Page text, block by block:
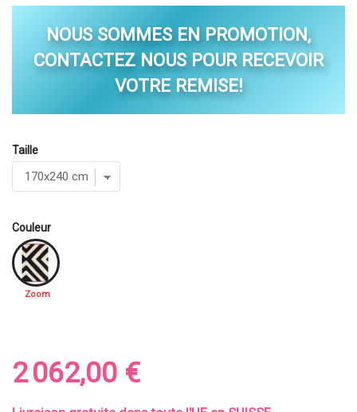
NOUS SOMMES EN PROMOTION,
CONTACTEZ NOUS POUR RECEVOIR
VOTRE REMISE!
Taille
Couleur
Zoom
2 062,00 €